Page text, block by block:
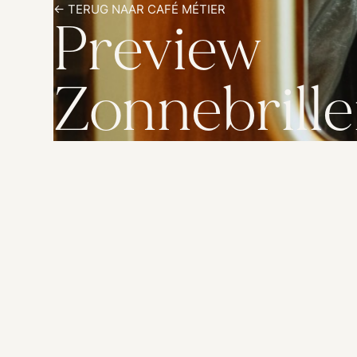
<- TERUG NAAR CAFÉ MÉTIER
Preview